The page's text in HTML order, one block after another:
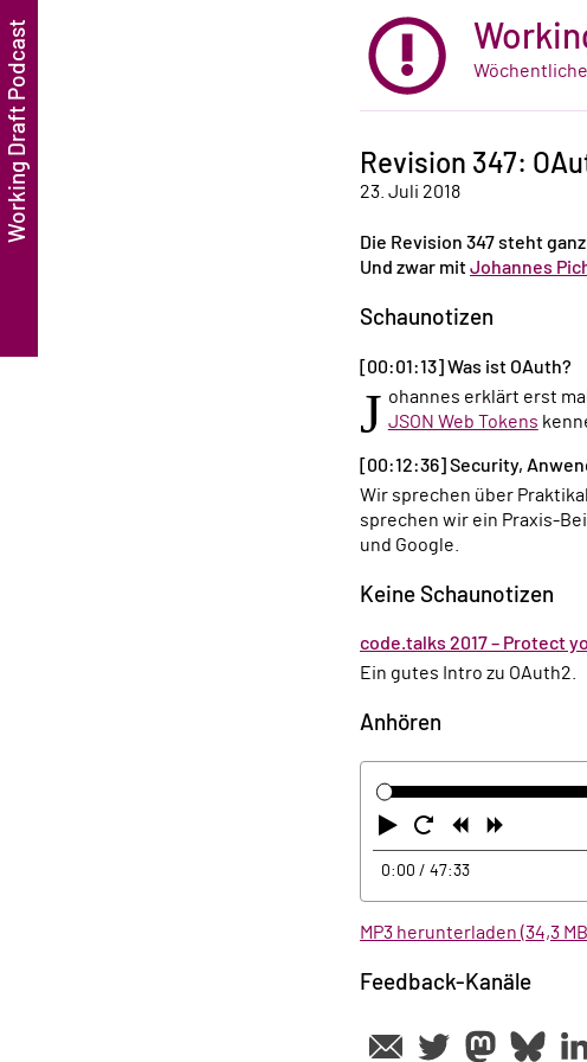
Revision 347:
23. Juli 2018
Die Revision 347 steht
Und zwar mitJohannes
Schaunotizen
[00:01:13] Was ist OAuth?
J ohannes erklärt erst
JSON Web Tokens
[00:12:36] Security,
Wir sprechen über Praktikabilität, Sicherheit und weitere Punkte einer guten Autorisierung. Darüber hinaus
sprechen wir ein Praxis-
und Google.
Keine Schaunotizen
code.talks 2017 – Protect
Ein gutes Intro zu OAuth2.
Anhören
Abspielen
Neustart
Zurück
0:00 / 47:33
MP3 herunterladen (34,3
Feedback-Kanäle